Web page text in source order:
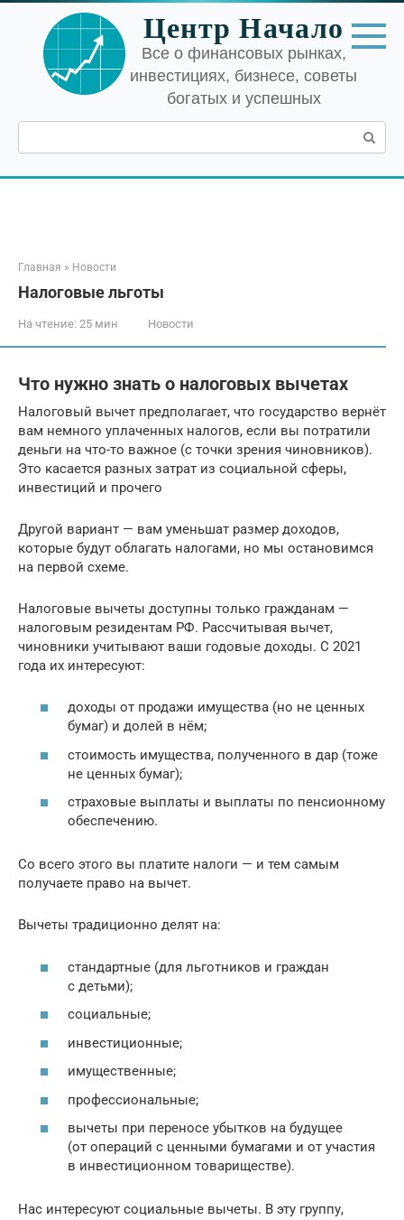
Перейти
контенту
Центр Начало
Все о финансовых рынках,
инвестициях, бизнесе, советы
богатых и успешных
Поиск:
Главная » Новости
Налоговые льготы
На чтение: 25 мин Новости
Что нужно знать о налоговых вычетах
Налоговый вычет предполагает, что государство вернёт
вам немного уплаченных налогов, если вы потратили
деньги на что-то важное (с точки зрения чиновников).
Это касается разных затрат из социальной сферы,
инвестиций и прочего
Другой вариант — вам уменьшат размер доходов,
которые будут облагать налогами, но мы остановимся
на первой схеме.
Налоговые вычеты доступны только гражданам —
налоговым резидентам РФ. Рассчитывая вычет,
чиновники учитывают ваши годовые доходы. С 2021
года их интересуют:
доходы от продажи имущества (но не ценных
бумаг) и долей в нём;
стоимость имущества, полученного в дар (тоже
не ценных бумаг);
страховые выплаты и выплаты по пенсионному
обеспечению.
Со всего этого вы платите налоги — и тем самым
получаете право на вычет.
Вычеты традиционно делят на:
стандартные (для льготников и граждан
с детьми);
социальные;
инвестиционные;
имущественные;
профессиональные;
вычеты при переносе убытков на будущее
(от операций с ценными бумагами и от участия
в инвестиционном товариществе).
Нас интересуют социальные вычеты. В эту группу,